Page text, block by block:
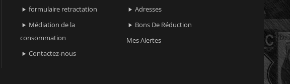
 formulaire retractation
 Médiation de la
consommation
 Contactez-nous
 Adresses
 Bons De Réduction
Mes Alertes